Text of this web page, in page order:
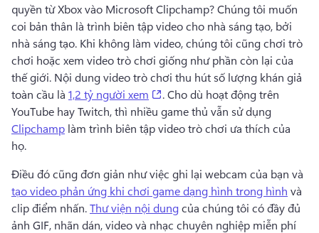
quyền từ Xbox vào Microsoft Clipchamp? Chúng tôi muốn
coi bản thân là trình biên tập video cho nhà sáng tạo, bởi
nhà sáng tạo. Khi không làm video, chúng tôi cũng chơi trò
chơi hoặc xem video trò chơi giống như phần còn lại của
thế giới. Nội dung video trò chơi thu hút số lượng khán giả
toàn cầu là 1,2 tỷ người xem (opens in a new tab)
. Cho dù hoạt động trên
YouTube hay Twitch, thì nhiều game thủ vẫn sử dụng
Clipchamp làm trình biên tập video trò chơi ưa thích của
họ.
Điều đó cũng đơn giản như việc ghi lại webcam của bạn và
tạo video phản ứng khi chơi game dạng hình trong hình và
clip điểm nhấn. Thư viện nội dung của chúng tôi có đầy đủ
ảnh GIF, nhãn dán, video và nhạc chuyên nghiệp miễn phí